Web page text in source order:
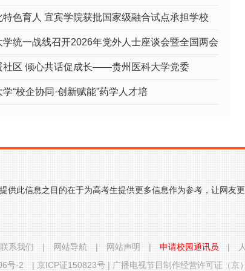
特色育人 宜宾学院获批国家级融合试点承担学校
学统一战线召开2026年党外人士座谈会暨全国两会
社区 倾心共话促成长——贵州医科大学党委
“校企协同·创新赋能”药学人才培
此信息之目的在于为高考生提供更多信息作为参考，让网友
联系我们 | 网站导航 | 网站声明 | 申请校园通讯员 |
号-2
|京ICP证150823号|广播电视节目制作经营许可证（京